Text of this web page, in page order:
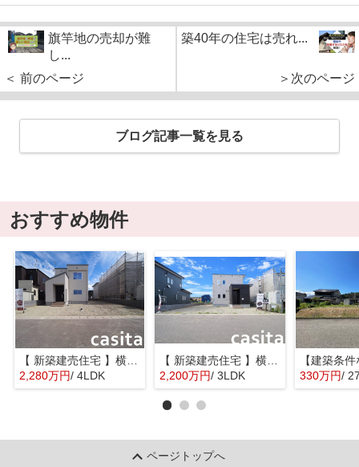
旗竿地の売却が難
し...
＜ 前のページ
築40年の住宅は売れ...
＞次のページ
ブログ記事一覧を見る
おすすめ物件
【 新築建売住宅 】横手市八幡字長者町No58 横手北小学校区のオール電化 4LDK
2,280万円/ 4LDK
【 新築建売住宅 】横手市八幡字長者町No50 横手北小学校区のオール電化 3LDK
2,200万円/ 3LDK 330万円/
ページトップへ